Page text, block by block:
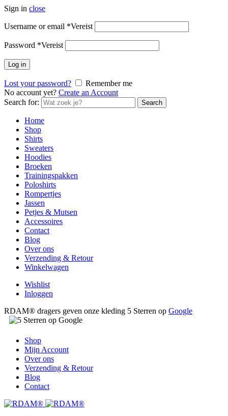
Sign in close
Username or email *Vereist
Password *Vereist
Log in
Lost your password?
Remember me
No account yet? Create an Account
Search for:
Search
Home
Shop
Shirts
Sweaters
Hoodies
Broeken
Trainingspakken
Poloshirts
Rompertjes
Jassen
Petjes & Mutsen
Accessoires
Contact
Blog
Over ons
Verzending & Retour
Winkelwagen
Wishlist
Inloggen
RDAM® dragers geven onze kleding 5 Sterren op Google
Shop
Mijn Account
Over ons
Verzending & Retour
Blog
Contact